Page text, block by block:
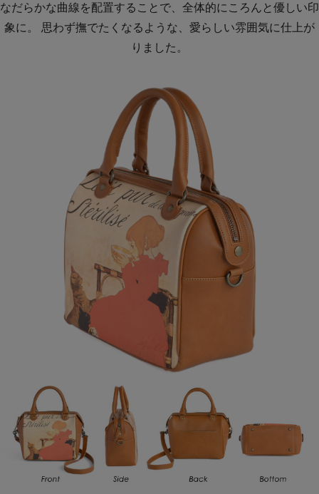
なだらかな曲線を配置することで、全体的にころんと優しい印
象に。 思わず撫でたくなるような、愛らしい雰囲気に仕上が
りました。